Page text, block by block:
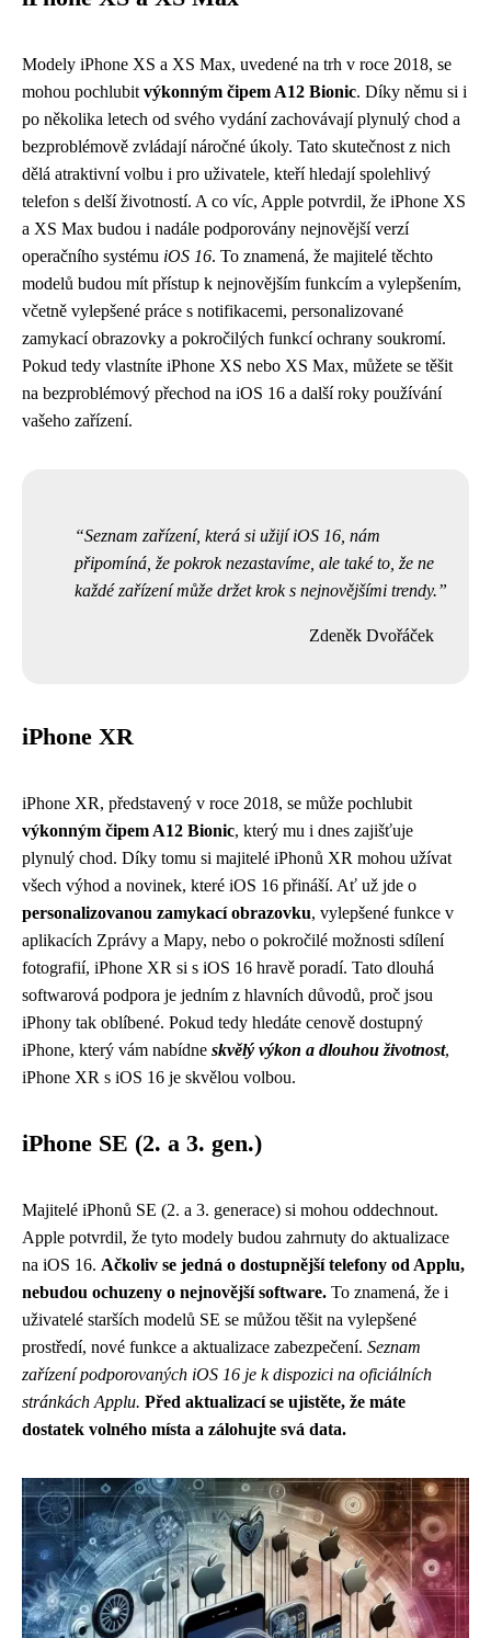
Modely iPhone XS a XS Max, uvedené na trh v roce 2018, se
mohou pochlubit výkonným čipem A12 Bionic. Díky němu si i
po několika letech od svého vydání zachovávají plynulý chod a
bezproblémově zvládají náročné úkoly. Tato skutečnost z nich
dělá atraktivní volbu i pro uživatele, kteří hledají spolehlivý
telefon s delší životností. A co víc, Apple potvrdil, že iPhone XS
a XS Max budou i nadále podporovány nejnovější verzí
operačního systému iOS 16. To znamená, že majitelé těchto
modelů budou mít přístup k nejnovějším funkcím a vylepšením,
včetně vylepšené práce s notifikacemi, personalizované
zamykací obrazovky a pokročilých funkcí ochrany soukromí.
Pokud tedy vlastníte iPhone XS nebo XS Max, můžete se těšit
na bezproblémový přechod na iOS 16 a další roky používání
vašeho zařízení.
Seznam zařízení, která si užijí iOS 16, nám
připomíná, že pokrok nezastavíme, ale také to, že ne
každé zařízení může držet krok s nejnovějšími trendy.
Zdeněk Dvořáček
iPhone XR
iPhone XR, představený v roce 2018, se může pochlubit
výkonným čipem A12 Bionic, který mu i dnes zajišťuje
plynulý chod. Díky tomu si majitelé iPhonů XR mohou užívat
všech výhod a novinek, které iOS 16 přináší. Ať už jde o
personalizovanou zamykací obrazovku, vylepšené funkce v
aplikacích Zprávy a Mapy, nebo o pokročilé možnosti sdílení
fotografií, iPhone XR si s iOS 16 hravě poradí. Tato dlouhá
softwarová podpora je jedním z hlavních důvodů, proč jsou
iPhony tak oblíbené. Pokud tedy hledáte cenově dostupný
iPhone, který vám nabídne skvělý výkon a dlouhou životnost,
iPhone XR s iOS 16 je skvělou volbou.
iPhone SE (2. a 3. gen.)
Majitelé iPhonů SE (2. a 3. generace) si mohou oddechnout.
Apple potvrdil, že tyto modely budou zahrnuty do aktualizace
na iOS 16. Ačkoliv se jedná o dostupnější telefony od Applu,
nebudou ochuzeny o nejnovější software. To znamená, že i
uživatelé starších modelů SE se můžou těšit na vylepšené
prostředí, nové funkce a aktualizace zabezpečení. Seznam
zařízení podporovaných iOS 16 je k dispozici na oficiálních
stránkách Applu. Před aktualizací se ujistěte, že máte
dostatek volného místa a zálohujte svá data.